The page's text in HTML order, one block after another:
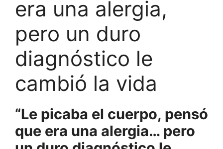
era una alergia,
pero un duro
diagnóstico le
cambió la vida
“Le picaba el cuerpo, pensó
que era una alergia… pero